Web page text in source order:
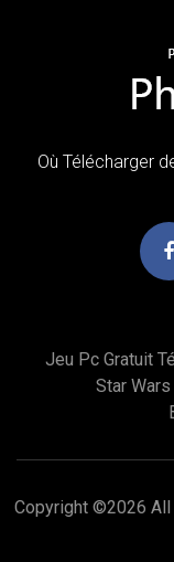
Où Télécharger
Jeu Pc Gratuit
Star
Copyright ©2026